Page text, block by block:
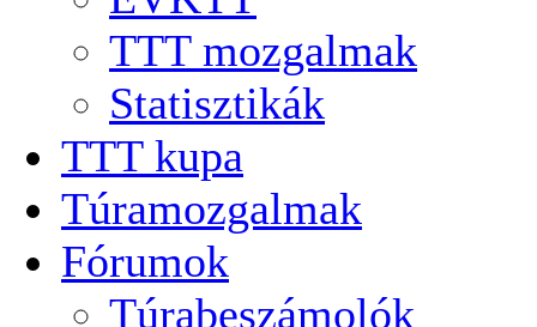
TTT mozgalmak
Statisztikák
TTT kupa
Túramozgalmak
Fórumok
Túrabeszámolók